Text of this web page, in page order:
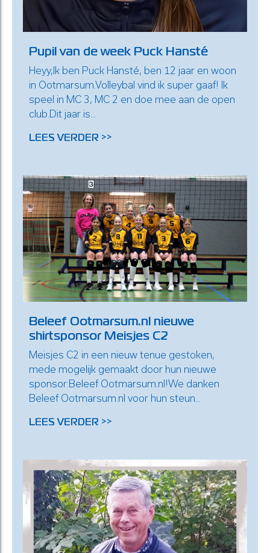
Pupil van de week Puck Hansté
Heyy,Ik ben Puck Hansté, ben 12 jaar en woon
in Ootmarsum.Volleybal vind ik super gaaf! Ik
speel in MC 3, MC 2 en doe mee aan de open
club.Dit jaar is...
LEES VERDER >>
Beleef Ootmarsum.nl nieuwe
shirtsponsor Meisjes C2
Meisjes C2 in een nieuw tenue gestoken,
mede mogelijk gemaakt door hun nieuwe
sponsor:Beleef Ootmarsum.nl!We danken
Beleef Ootmarsum.nl voor hun steun...
LEES VERDER >>